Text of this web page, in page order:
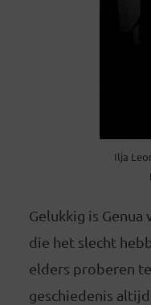
Ilja
Gelukkig is
die het slecht
elders proberen
geschiedenis